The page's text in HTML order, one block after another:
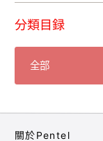
分類目録
關於Pentel